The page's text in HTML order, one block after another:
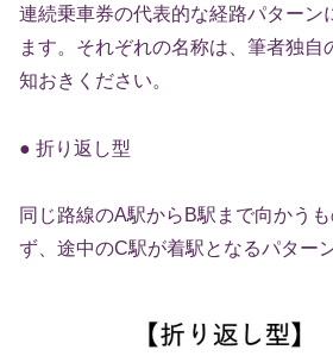
連続乗車券の代表的な経路パターン
ます。それぞれの名称は、筆者独自
知おきください。
● 折り返し型
同じ路線のA駅からB駅まで向かう
ず、途中のC駅が着駅となるパター